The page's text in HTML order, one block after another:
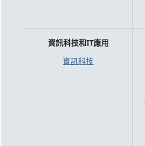
資訊科技和IT應用
資訊科技